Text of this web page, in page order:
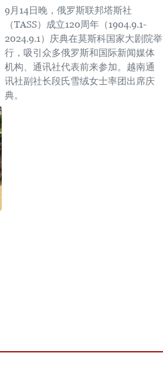
9月14日晚，俄罗斯联邦塔斯社
（TASS）成立120周年（1904.9.1-
2024.9.1）庆典在莫斯科国家大剧院举
行，吸引众多俄罗斯和国际新闻媒体
机构、通讯社代表前来参加。越南通
讯社副社长段氏雪绒女士率团出席庆
典。